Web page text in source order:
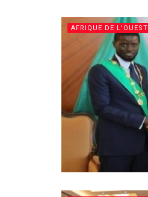
AFRIQUE DE L'OUEST